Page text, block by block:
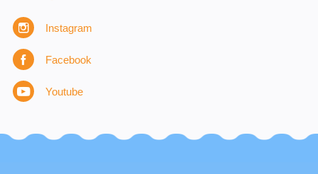
Instagram
Facebook
Youtube